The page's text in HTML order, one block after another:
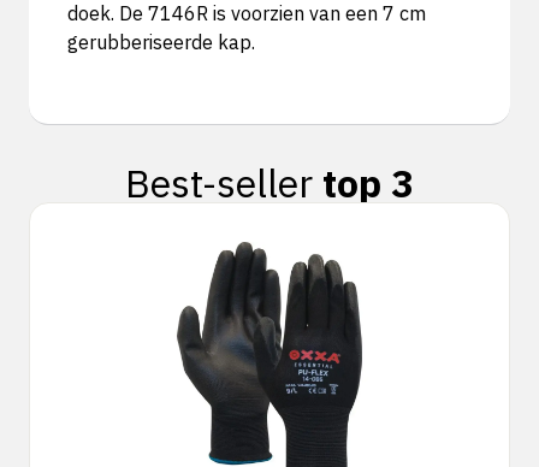
doek. De 7146R is voorzien van een 7 cm
gerubberiseerde kap.
Best-seller top 3